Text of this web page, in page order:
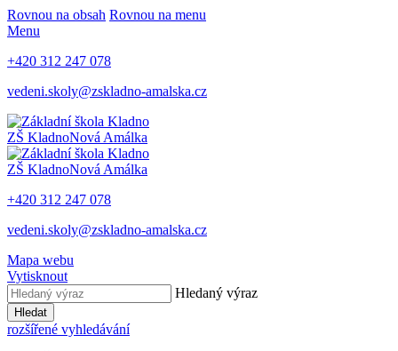
Rovnou na obsah Rovnou na menu
Menu
+420 312 247 078
vedeni.skoly@zskladno-amalska.cz
ZŠ KladnoNová Amálka
ZŠ KladnoNová Amálka
+420 312 247 078
vedeni.skoly@zskladno-amalska.cz
Mapa webu
Vytisknout
Hledaný výraz
Hledat
rozšířené vyhledávání